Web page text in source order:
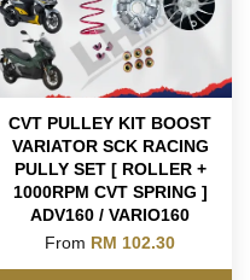
CVT PULLEY KIT BOOST
VARIATOR SCK RACING
PULLY SET [ ROLLER +
1000RPM CVT SPRING ]
ADV160 / VARIO160
From RM 102.30